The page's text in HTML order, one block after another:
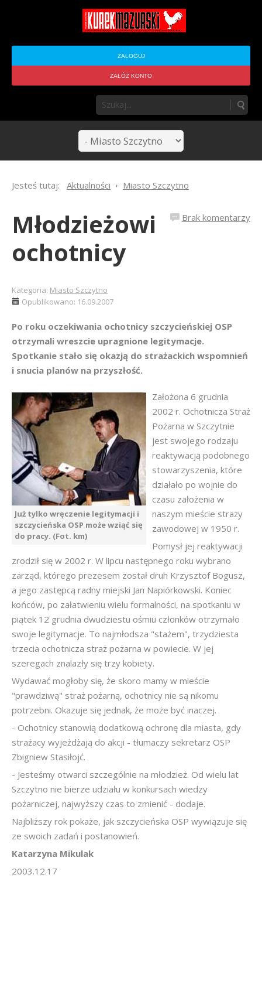
ZALOGUJ
ZAŁÓŻ KONTO
Jesteś tutaj: Aktualności Miasto Szczytno
Brak komentarzy
Młodzieżowi
ochotnicy
Kategoria: Miasto Szczytno
Opublikowano: 16.09.2007
Po roku oczekiwania ochotnicy szczycieńskiej OSP
otrzymali wreszcie upragnione legitymacje.
Spotkanie stało się okazją do strażackich wspomnień
i snucia planów na przyszłość.
Już tylko wręczenie legitymacji i
szczycieńska OSP może wziąć się
do pracy. (Fot. km)
Założona 6 grudnia
2002 r. Ochotnicza Straż
Pożarna w Szczytnie
jest swojego rodzaju
reaktywacją podobnego
stowarzyszenia, które
działało po wojnie do
czasu założenia w
naszym mieście straży
zawodowej w 1950 r.
Pomysł jej reaktywacji
zrodził się w 2002 r. W lipcu następnego roku wybrano
zarząd, którego prezesem został druh Krzysztof Bogusz,
a jego zastępcą radny miejski Jan Napiórkowski. Koniec
końców, po załatwieniu wielu formalności, na spotkaniu w
piątek 12 grudnia dwudziestu ośmiu członków otrzymało
swoje legitymacje. To najmłodsza "stażem", trzydziesta
trzecia ochotnicza straż pożarna w powiecie. W jej
szeregach znalazły się trzy kobiety.
Wydawać mogłoby się, że skoro mamy w mieście
"prawdziwą" straż pożarną, ochotnicy nie są nikomu
potrzebni. Okazuje się jednak, że może być inaczej.
- Ochotnicy stanowią dodatkową ochronę dla miasta, gdy
strażacy wyjeżdżają do akcji - tłumaczy sekretarz OSP
Zbigniew Stasiłojć.
- Jesteśmy otwarci szczególnie na młodzież. Od wielu lat
Szczytno nie bierze udziału w konkursach wiedzy
pożarniczej, najwyższy czas to zmienić - dodaje.
Najbliższy rok pokaże, jak szczycieńska OSP wywiązuje się
ze swoich zadań i postanowień.
Katarzyna Mikulak
2003.12.17